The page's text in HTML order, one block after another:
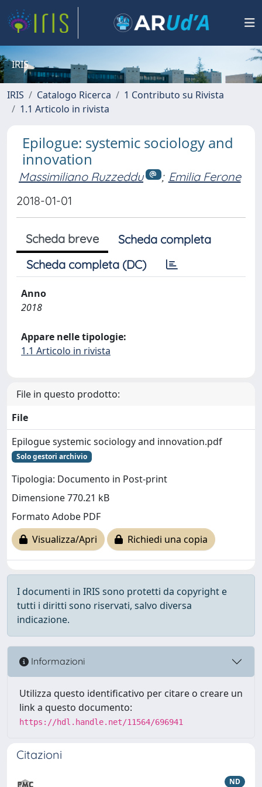
IRIS
IRIS Catalogo Ricerca
1 Contributo su Rivista
1.1 Articolo in rivista
Epilogue: systemic sociology and
innovation
Massimiliano Ruzzeddu ; Emilia Ferone
2018-01-01
Scheda breve
Scheda completa
Scheda completa (DC)
Anno
2018
Appare nelle tipologie:
1.1 Articolo in rivista
File in questo prodotto:
File
Epilogue systemic sociology and innovation.pdf
Solo gestori archivio
Tipologia: Documento in Post-print
Dimensione 770.21 kB
Formato Adobe PDF
Visualizza/Apri
Richiedi una copia
I documenti in IRIS sono protetti da copyright e
tutti i diritti sono riservati, salvo diversa
indicazione.
Informazioni
Utilizza questo identificativo per citare o creare un
link a questo documento:
https://hdl.handle.net/11564/696941
Citazioni
ND